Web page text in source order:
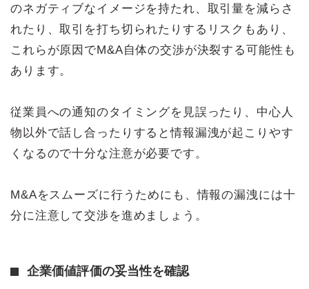
のネガティブなイメージを持たれ、取引量を減らさ
れたり、取引を打ち切られたりするリスクもあり、
これらが原因でM&A自体の交渉が決裂する可能性も
あります。
従業員への通知のタイミングを見誤ったり、中心人
物以外で話し合ったりすると情報漏洩が起こりやす
くなるので十分な注意が必要です。
M&Aをスムーズに行うためにも、情報の漏洩には十
分に注意して交渉を進めましょう。
企業価値評価の妥当性を確認